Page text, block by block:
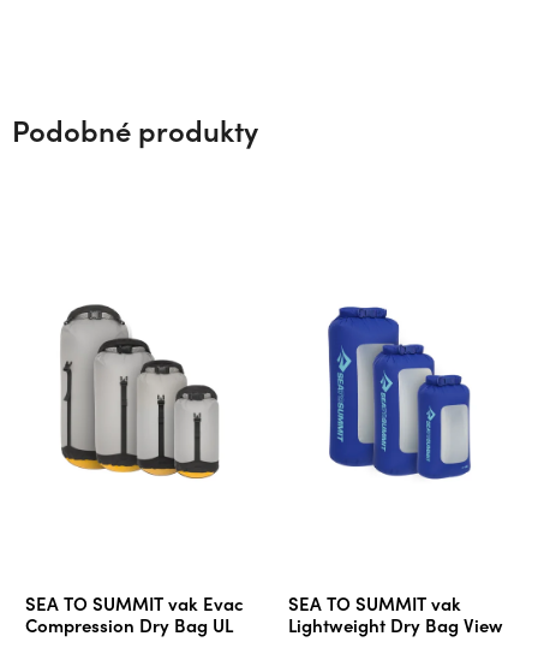
Podobné produkty
SEA TO SUMMIT vak Evac
Compression Dry Bag UL
SEA TO SUMMIT vak
Lightweight Dry Bag View